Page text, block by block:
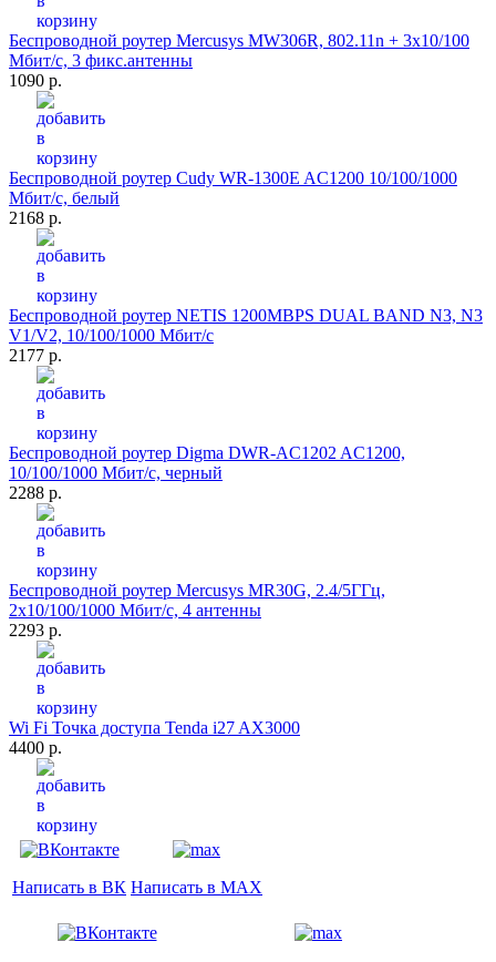
Беспроводной роутер Mercusys MW306R, 802.11n + 3x10/100
Мбит/с, 3 фикс.антенны
1090 р.
Беспроводной роутер Cudy WR-1300E AC1200 10/100/1000
Мбит/с, белый
2168 р.
Беспроводной роутер NETIS 1200MBPS DUAL BAND N3, N3
V1/V2, 10/100/1000 Мбит/с
2177 р.
Беспроводной роутер Digma DWR-AC1202 AC1200,
10/100/1000 Мбит/с, черный
2288 р.
Беспроводной роутер Mercusys MR30G, 2.4/5ГГц,
2x10/100/1000 Мбит/с, 4 антенны
2293 р.
Wi Fi Точка доступа Tenda i27 AX3000
4400 р.
Написать в ВК Написать в MAX